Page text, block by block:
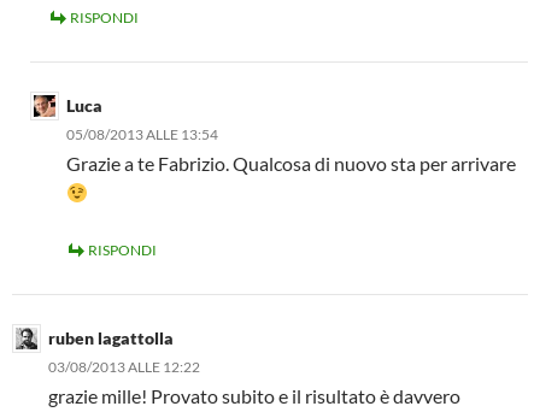
RISPONDI
Luca
05/08/2013 ALLE 13:54
Grazie a te Fabrizio. Qualcosa di nuovo sta per arrivare
RISPONDI
ruben lagattolla
03/08/2013 ALLE 12:22
grazie mille! Provato subito e il risultato è davvero